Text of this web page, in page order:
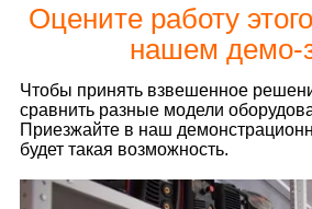
Оцените работу
нашем демо-
Чтобы принять взвешенное
сравнить разные модели
Приезжайте в наш
будет такая возможность.